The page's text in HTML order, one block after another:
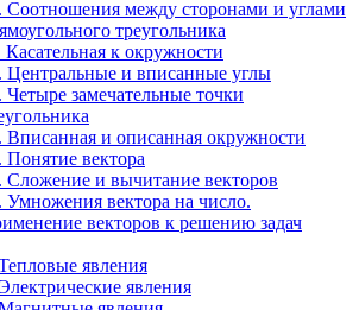
Соотношения между сторонами и углами
треугольника
Касательная к окружности
Центральные и вписанные углы
Четыре замечательные точки
Вписанная и описанная окружности
Понятие вектора
Сложение и вычитание векторов
Умножения вектора на число.
векторов к решению задач
явления
явления